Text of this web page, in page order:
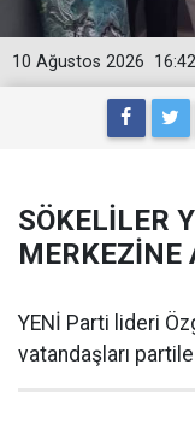
16:42
10 Ağustos 2026
SÖKELİLER
MERKEZİNE
YENİ Parti lideri
vatandaşları